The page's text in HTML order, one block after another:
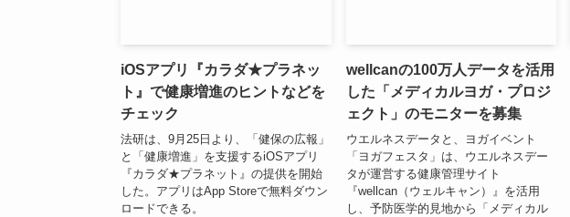
iOSアプリ『カラダ★プラネッ
ト』で健康増進のヒントなどを
チェック
法研は、9月25日より、「健保の広報」
と「健康増進」を支援するiOSアプリ
『カラダ★プラネット』の提供を開始
した。アプリはApp Storeで無料ダウン
ロードできる。
wellcanの100万人データを活用
した「メディカルヨガ・プロジ
ェクト」のモニターを募集
ウエルネスデータと、ヨガイベント
「ヨガフェスタ」は、ウエルネスデー
タが運営する健康管理サイト
『wellcan（ウェルキャン）』を活用
し、予防医学的見地から「メディカル